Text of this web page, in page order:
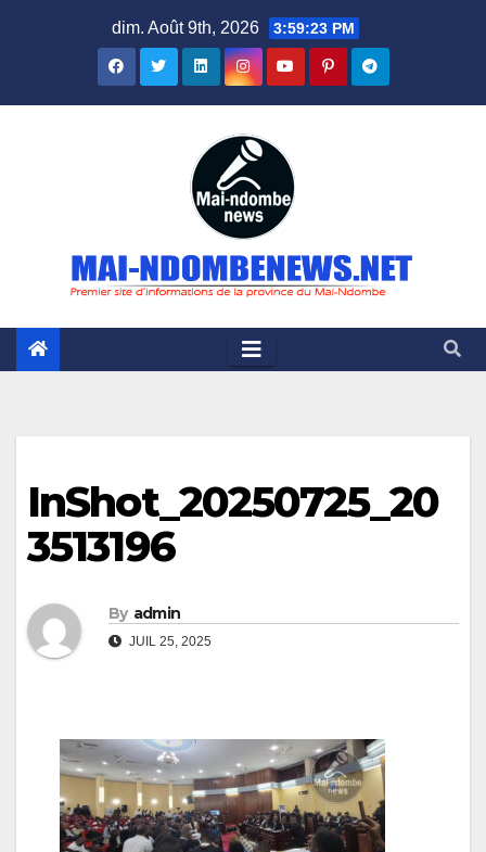
dim. Août 9th, 2026 3:59:24 PM
InShot_20250725_20
3513196
By admin
JUIL 25, 2025